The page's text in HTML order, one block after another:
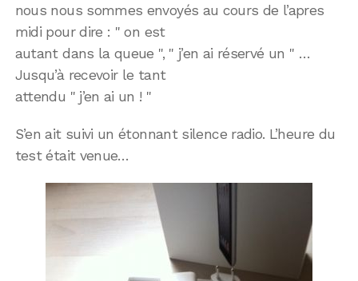
nous nous sommes envoyés au cours de l’apres
midi pour dire : " on est
autant dans la queue ", " j’en ai réservé un " …
Jusqu’à recevoir le tant
attendu " j’en ai un ! "
S’en ait suivi un étonnant silence radio. L’heure du
test était venue…